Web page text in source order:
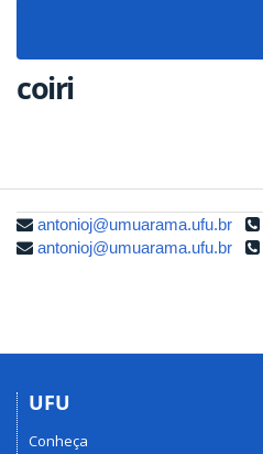
coiri
antonioj@umuarama.ufu.br
antonioj@umuarama.ufu.br
UFU
Conheça